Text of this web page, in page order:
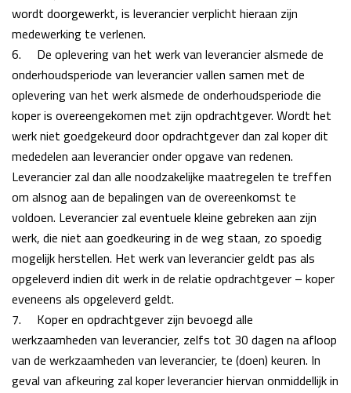
wordt doorgewerkt, is leverancier verplicht hieraan zijn
medewerking te verlenen.
6.
De oplevering van het werk van leverancier alsmede de
onderhoudsperiode van leverancier vallen samen met de
oplevering van het werk alsmede de onderhoudsperiode die
koper is overeengekomen met zijn opdrachtgever. Wordt het
werk niet goedgekeurd door opdrachtgever dan zal koper dit
mededelen aan leverancier onder opgave van redenen.
Leverancier zal dan alle noodzakelijke maatregelen te treffen
om alsnog aan de bepalingen van de overeenkomst te
voldoen. Leverancier zal eventuele kleine gebreken aan zijn
werk, die niet aan goedkeuring in de weg staan, zo spoedig
mogelijk herstellen. Het werk van leverancier geldt pas als
opgeleverd indien dit werk in de relatie opdrachtgever – koper
eveneens als opgeleverd geldt.
7.
Koper en opdrachtgever zijn bevoegd alle
werkzaamheden van leverancier, zelfs tot 30 dagen na afloop
van de werkzaamheden van leverancier, te (doen) keuren. In
geval van afkeuring zal koper leverancier hiervan onmiddellijk in